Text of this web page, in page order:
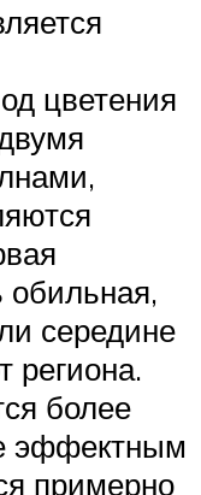
цветения
обильная,
середине
региона.
более
эффектным
примерно